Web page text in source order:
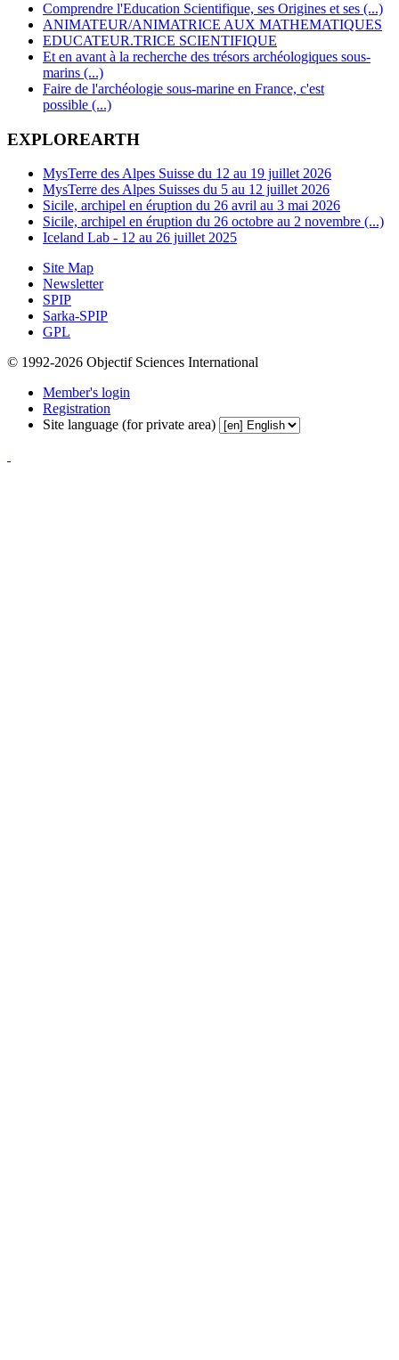
Comprendre l'Education Scientifique, ses Origines et ses (...)
ANIMATEUR/ANIMATRICE AUX MATHEMATIQUES
EDUCATEUR.TRICE SCIENTIFIQUE
Et en avant à la recherche des trésors archéologiques sous-
marins (...)
Faire de l'archéologie sous-marine en France, c'est
possible (...)
EXPLOREARTH
MysTerre des Alpes Suisse du 12 au 19 juillet 2026
MysTerre des Alpes Suisses du 5 au 12 juillet 2026
Sicile, archipel en éruption du 26 avril au 3 mai 2026
Sicile, archipel en éruption du 26 octobre au 2 novembre (...)
Iceland Lab - 12 au 26 juillet 2025
Site Map
Newsletter
SPIP
Sarka-SPIP
GPL
© 1992-2026 Objectif Sciences International
Member's login
Registration
Site language (for private area)